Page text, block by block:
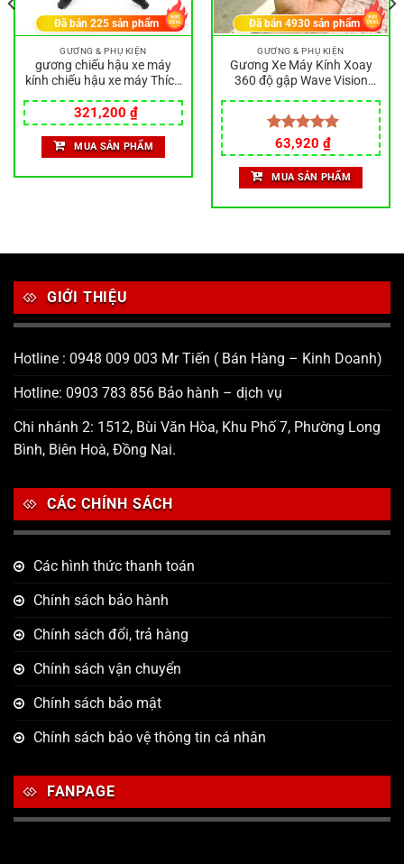
GƯƠNG & PHỤ KIỆN
gương chiếu hậu xe máy
kính chiếu hậu xe máy Thích
Beast Versys-X300 Gương
chiếu hậu Versys650 Gương
chiếu hậu Gương chiếu hậu
Giá
gốc
là:
534,600 ₫.
321,200 ₫Giá
hiện
tại
là:
321,200 ₫.
Đã bán225 sản phẩm
MUA SẢN PHẨM
GƯƠNG & PHỤ KIỆN
Gương Xe Máy Kính Xoay
360 độ gập Wave Vision
Chiếu Hậu
Được xếp
hạng5.00
5 sao
Giá
gốc
là:
120,000 ₫.
63,920 ₫Giá
hiện
tại
là:
63,920 ₫.
Đã bán 4930sản phẩm
MUA SẢN PHẨM
GIỚI THIỆU
Hotline : 0948 009 003 Mr Tiến ( Bán Hàng – Kinh Doanh)
Hotline: 0903 783 856 Bảo hành – dịch vụ
Chi nhánh 2: 1512, Bùi Văn Hòa, Khu Phố 7, Phường Long
Bình, Biên Hoà, Đồng Nai.
CÁC CHÍNH SÁCH
Các hình thức thanh toán
Chính sách bảo hành
Chính sách đổi, trả hàng
Chính sách vận chuyển
Chính sách bảo mật
Chính sách bảo vệ thông tin cá nhân
FANPAGE